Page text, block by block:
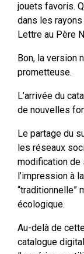
jouets favoris.
dans les
Lettre au Père
Bon, la version
prometteuse.
L’arrivée du
de nouvelles
Le partage du
les réseaux
modification de
l’impression à
“traditionnelle”
écologique.
Au-delà de
catalogue